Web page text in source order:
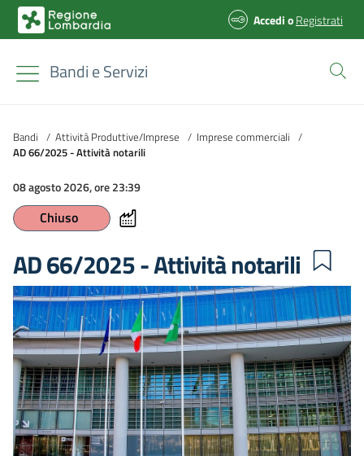
AccedioRegistrati
Bandi e Servizi
Bandi / Attività Produttive/Imprese / Imprese commerciali /
AD 66/2025 - Attività notarili
08 agosto 2026, ore 23:39
Chiuso
AD 66/2025 - Attività notarili